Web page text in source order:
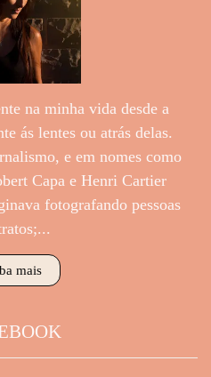
na minha vida desde a
ás lentes ou atrás delas.
e em nomes como
Capa e Henri Cartier
fotografando pessoas
mais